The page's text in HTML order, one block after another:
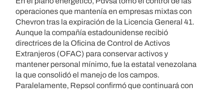
operaciones que mantenía en empresas mixtas con
Chevron tras la expiración de la Licencia General 41.
Aunque la compañía estadounidense recibió
directrices de la Oficina de Control de Activos
Extranjeros (OFAC) para conservar activos y
mantener personal mínimo, fue la estatal venezolana
la que consolidó el manejo de los campos.
Paralelamente, Repsol confirmó que continuará con